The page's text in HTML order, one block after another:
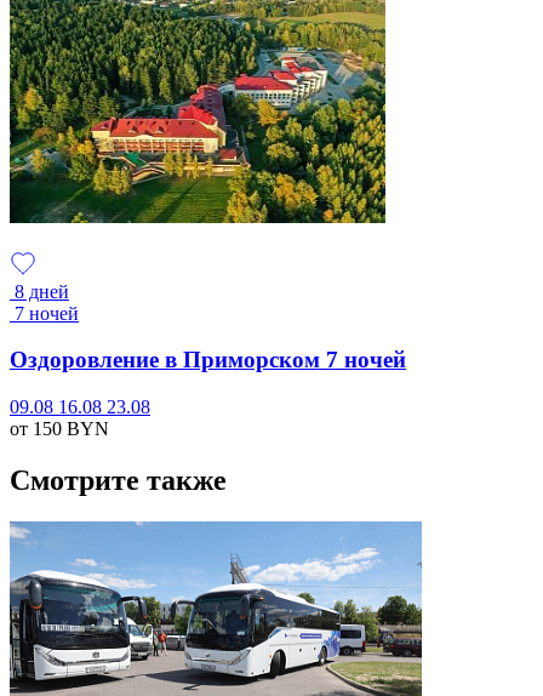
8 дней
7 ночей
Оздоровление в Приморском 7 ночей
09.08 16.08 23.08
от 150 BYN
Смотрите также